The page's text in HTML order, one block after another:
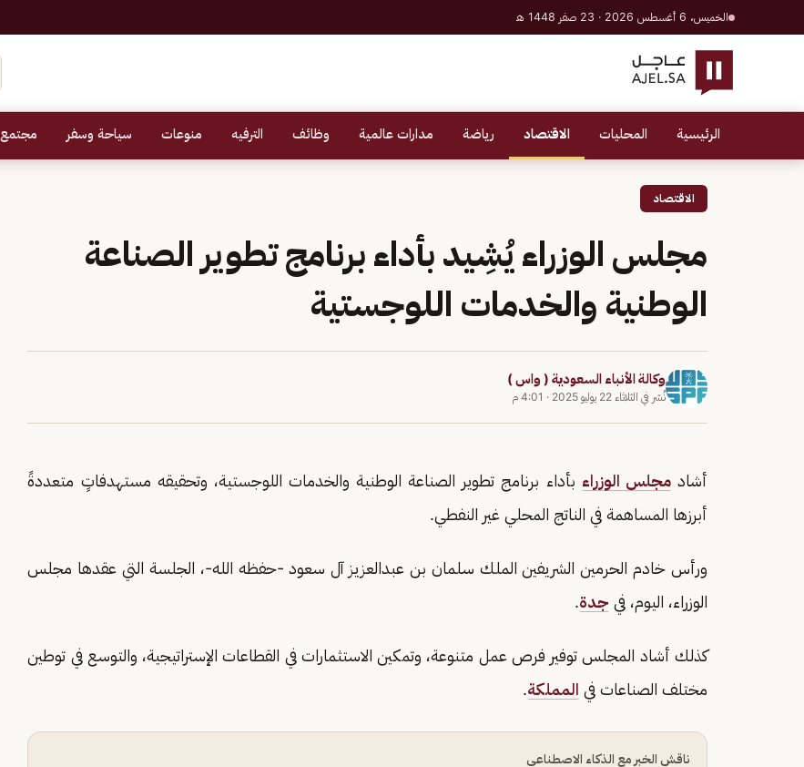
الخميس، 6 أغسطس 2026 · 23 صفر 1448 هـ
الرئيسية المحليات الاقتصاد رياضة مدارات عالمية وظائف الترفيه منوعات سياحة وسفر مجتمع
الاقتصاد
مجلس الوزراء يُشِيد بأداء برنامج تطوير الصناعة
الوطنية والخدمات اللوجستية
وكالة الأنباء السعودية ( واس )
نُشر في الثلاثاء 22 يوليو 2025 · 4:01 م
أشادمجلس الوزراء بأداء برنامج تطوير الصناعة الوطنية والخدمات اللوجستية، وتحقيقه مستهدفاتٍ متعددةً
أبرزها المساهمة في الناتج المحلي غير النفطي.
ورأس خادم الحرمين الشريفين الملك سلمان بن عبدالعزيز آل سعود -حفظه الله-، الجلسة التي عقدها مجلس
الوزراء، اليوم، في جدة.
كذلك أشاد المجلس توفير فرص عمل متنوعة، وتمكين الاستثمارات في القطاعات الإستراتيجية، والتوسع في توطين
مختلف الصناعات في المملكة.
ناقش الخبر مع الذكاء الاصطناعي